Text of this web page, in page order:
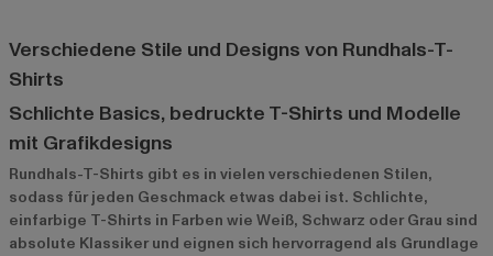
Verschiedene Stile und Designs von Rundhals-T-
Shirts
Schlichte Basics, bedruckte T-Shirts und Modelle
mit Grafikdesigns
Rundhals-T-Shirts gibt es in vielen verschiedenen Stilen,
sodass für jeden Geschmack etwas dabei ist. Schlichte,
einfarbige T-Shirts in Farben wie Weiß, Schwarz oder Grau sind
absolute Klassiker und eignen sich hervorragend als Grundlage